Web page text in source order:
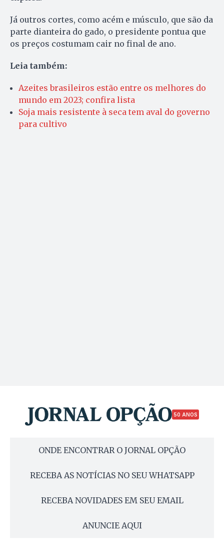
Já outros cortes, como acém e músculo, que são da
parte dianteira do gado, o presidente pontua que
os preços costumam cair no final de ano.
Leia também:
Azeites brasileiros estão entre os melhores do
mundo em 2023; confira lista
Soja mais resistente à seca tem aval do governo
para cultivo
50 ANOS
ONDE ENCONTRAR O JORNAL OPÇÃO
RECEBA AS NOTÍCIAS NO SEU WHATSAPP
RECEBA NOVIDADES EM SEU EMAIL
ANUNCIE AQUI